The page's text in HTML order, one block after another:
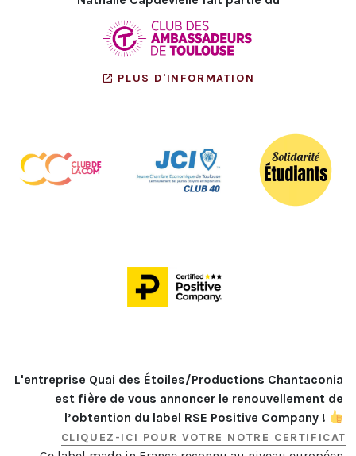
PLUS D'INFORMATION
L'entreprise Quai des Étoiles/Productions Chantaconia
est fière de vous annoncer le renouvellement de
l’obtention du label RSE Positive Company !
CLIQUEZ-ICI POUR VOTRE NOTRE CERTIFICAT